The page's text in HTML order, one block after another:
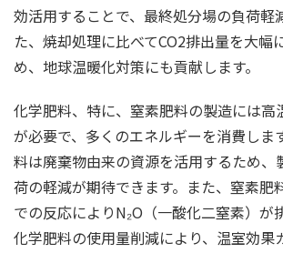
効活用することで、最終処分場の負荷軽
た、焼却処理に比べてCO2排出量を大幅
め、地球温暖化対策にも貢献します。
化学肥料、特に、窒素肥料の製造には高
が必要で、多くのエネルギーを消費しま
料は廃棄物由来の資源を活用するため、
荷の軽減が期待できます。また、窒素肥
での反応によりN₂O（一酸化二窒素）が
化学肥料の使用量削減により、温室効果